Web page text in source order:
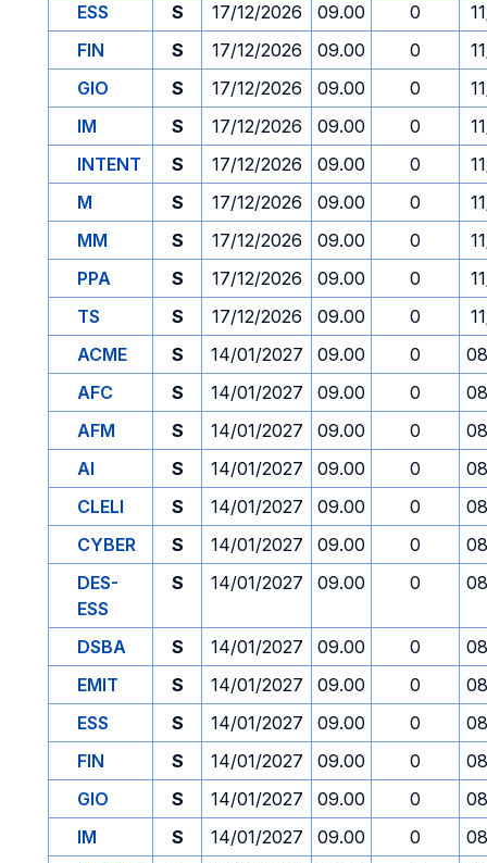
ESS
S 17/12/2026 09.00 0
FIN
S 17/12/2026 09.00 0
GIO
S 17/12/2026 09.00 0
IM
S 17/12/2026 09.00 0
INTENT
S 17/12/2026 09.00 0
M
S 17/12/2026 09.00 0
MM
S 17/12/2026 09.00 0
PPA
S 17/12/2026 09.00 0
TS
S 17/12/2026 09.00 0
ACME
S 14/01/2027 09.00 0
AFC
S 14/01/2027 09.00 0
AFM
S 14/01/2027 09.00 0
AI
S 14/01/2027 09.00 0
CLELI
S 14/01/2027 09.00 0
CYBER
S 14/01/2027 09.00 0
DES-
ESS
S 14/01/2027 09.00 0
DSBA S 14/01/2027 09.00 0
EMIT
S 14/01/2027 09.00 0
ESS
S 14/01/2027 09.00 0
FIN
S 14/01/2027 09.00 0
GIO
S 14/01/2027 09.00 0
IM
S 14/01/2027 09.00 0